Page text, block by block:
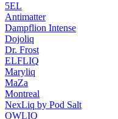
5EL
Antimatter
Dampflion Intense
Dojoliq
Dr. Frost
ELFLIQ
Maryliq
MaZa
Montreal
NexLiq by Pod Salt
OWLIQ